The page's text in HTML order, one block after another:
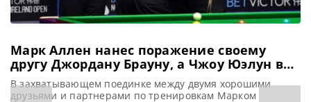
Марк Аллен нанес поражение своему
другу Джордану Брауну, а Чжоу Юэлун в
решающем фрейме обыграл Тома Форда
В захватывающем поединке между двумя хорошими
друзьями и партнерами по тренировкам Марком